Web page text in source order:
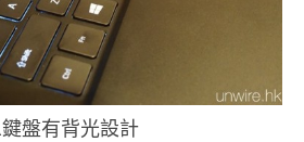
盤有背光設計